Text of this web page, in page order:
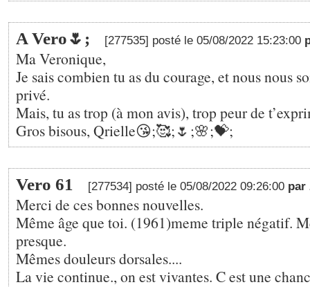
A Vero🌷; [277535] posté le 05/08/2022 15:23:00
Ma Veronique,
Je sais combien tu as du courage, et nous nous
privé.
Mais, tu as trop (à mon avis), trop peur de
Gros bisous, Qrielle😘;🥰;🌷;🌸;💝;
Vero 61 [277534] posté le 05/08/2022 09:26:00 par
Merci de ces bonnes nouvelles.
Même âge que toi. (1961)meme triple négatif.
presque.
Mêmes douleurs dorsales....
La vie continue., on est vivantes. C est une